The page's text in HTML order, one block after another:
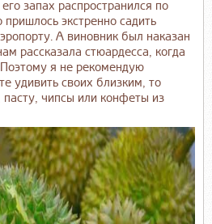
запах распространился по
пришлось экстренно садить
А виновник был наказан
рассказала стюардесса, когда
я не рекомендую
удивить своих близким, то
чипсы или конфеты из